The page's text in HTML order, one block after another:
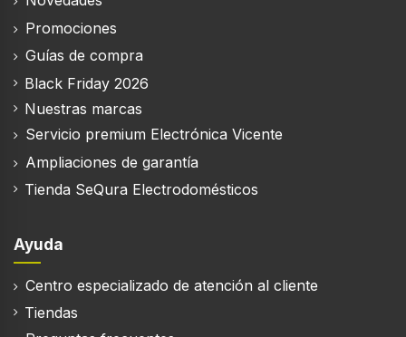
Filtración
Aluminio
3 pieza(s)
7 W
Número de bombillas
Promociones
Guías de compra
Black Friday 2026
Nuestras marcas
Servicio premium Electrónica Vicente
Ampliaciones de garantía
Tienda SeQura Electrodomésticos
Ayuda
Centro especializado de atención al cliente
Tiendas